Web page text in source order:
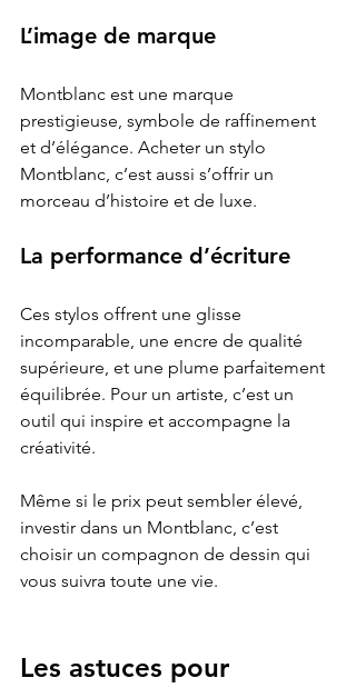
L’image de marque
Montblanc est une marque
prestigieuse, symbole de raffinement
et d’élégance. Acheter un stylo
Montblanc, c’est aussi s’offrir un
morceau d’histoire et de luxe.
La performance d’écriture
Ces stylos offrent une glisse
incomparable, une encre de qualité
supérieure, et une plume parfaitement
équilibrée. Pour un artiste, c’est un
outil qui inspire et accompagne la
créativité.
Même si le prix peut sembler élevé,
investir dans un Montblanc, c’est
choisir un compagnon de dessin qui
vous suivra toute une vie.
Les astuces pour